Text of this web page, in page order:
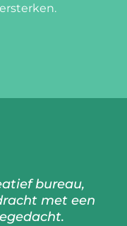
bureau,
met een